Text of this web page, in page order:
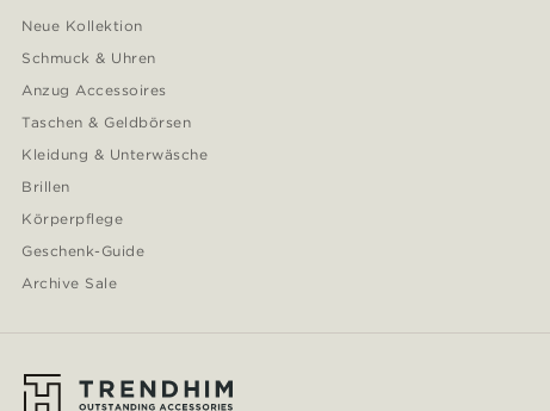
Neue Kollektion
Schmuck & Uhren
Anzug Accessoires
Taschen & Geldbörsen
Kleidung & Unterwäsche
Brillen
Körperpflege
Geschenk-Guide
Archive Sale